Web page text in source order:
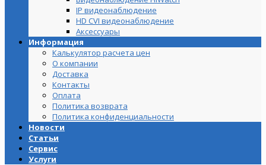
IP видеонаблюдение
HD CVI видеонаблюдение
Аксессуары
Информация
Калькулятор расчета цен
О компании
Доставка
Контакты
Оплата
Политика возврата
Политика конфиденциальности
Новости
Статьи
Сервис
Услуги